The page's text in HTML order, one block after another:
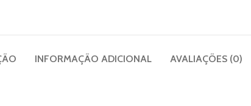
INFORMAÇÃO ADICIONAL AVALIAÇÕES (0)